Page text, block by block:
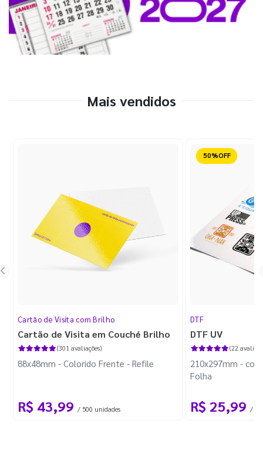
Mais vendidos
Cartão de Visita com Brilho
Cartão de Visita em Couché Brilho
(301 avaliações)
88x48mm - Colorido Frente - Refile
R$ 43,99 / 500 unidades
Reduzido
DTF
DTF UV
(22
210x297mm -
Folha
R$ 25,99 / 1